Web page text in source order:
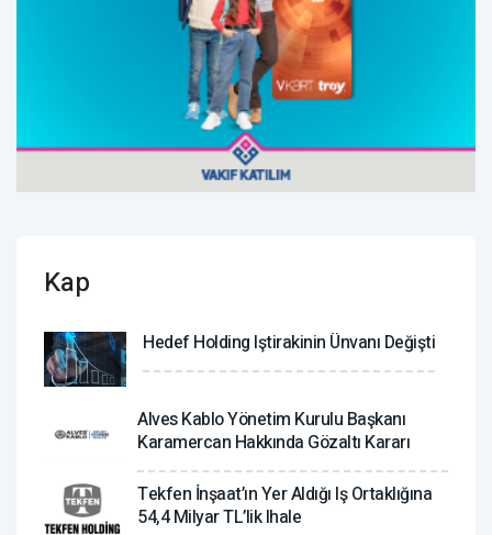
Kap
Hedef Holding Iştirakinin Ünvanı Değişti
Alves Kablo Yönetim Kurulu Başkanı
Karamercan Hakkında Gözaltı Kararı
Tekfen İnşaat’ın Yer Aldığı Iş Ortaklığına
54,4 Milyar TL’lik Ihale